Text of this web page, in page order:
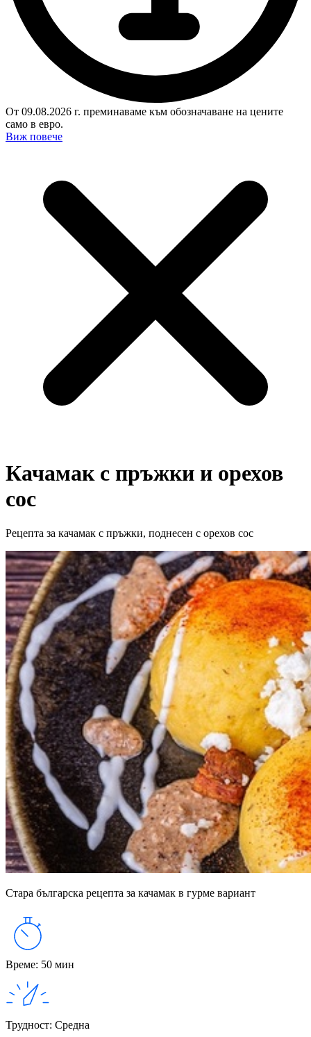
От 09.08.2026 г. преминаваме към обозначаване на цените
само в евро.
Виж повече
Качамак с пръжки и орехов
сос
Рецепта за качамак с пръжки, поднесен с орехов сос
Стара българска рецепта за качамак в гурме вариант
Време: 50 мин
Трудност: Средна